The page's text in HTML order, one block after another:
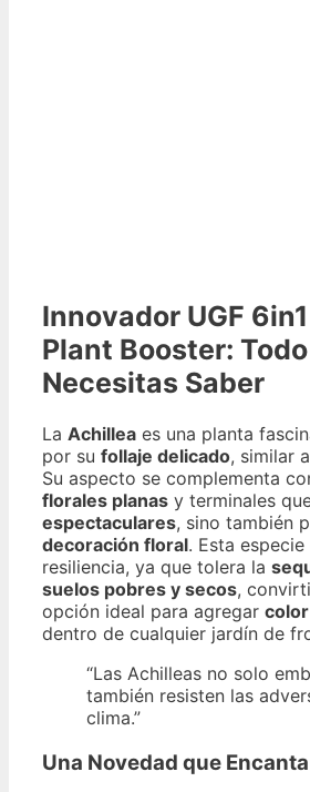
Innovador UGF
Plant Booster:
Necesitas Saber
La Achillea es una planta
por su follaje delicado, similar
Su aspecto se complementa
florales planas y terminales
espectaculares, sino también
decoración floral. Esta
resiliencia, ya que tolera la
suelos pobres y secos,
opción ideal para agregar
dentro de cualquier jardín de
“Las Achilleas no solo
también resisten las
clima.”
Una Novedad que Encanta